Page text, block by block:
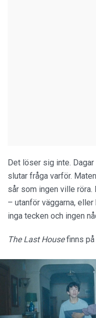
Det löser sig inte. Dagar
slutar fråga varför.
sår som ingen ville
– utanför väggarna,
inga tecken och ingen
The Last Housefinns på